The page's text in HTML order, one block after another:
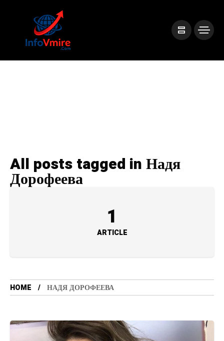
All posts tagged in Надя
Дорофеева
1
ARTICLE
HOME НАДЯ ДОРОФЕЕВА